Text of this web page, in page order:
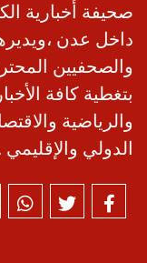
صحيفة أخبارية
داخل عدن
والصحفيين
بتغطية كافة
والرياضية
الدولي والإقليمي .